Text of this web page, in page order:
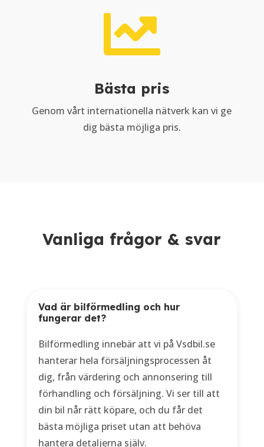

Bästa pris
Genom vårt internationella nätverk kan vi ge
dig bästa möjliga pris.
Vanliga frågor & svar
Vad är bilförmedling och hur
fungerar det?
Bilförmedling innebär att vi på Vsdbil.se
hanterar hela försäljningsprocessen åt
dig, från värdering och annonsering till
förhandling och försäljning. Vi ser till att
din bil når rätt köpare, och du får det
bästa möjliga priset utan att behöva
hantera detaljerna själv.